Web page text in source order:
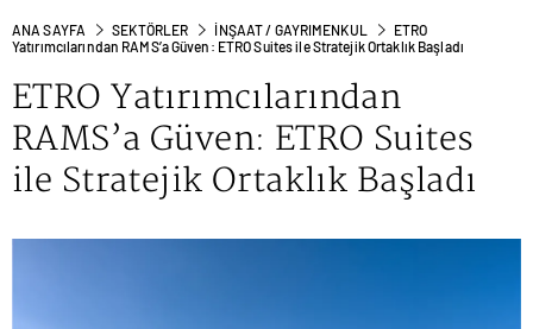
ANA SAYFA SEKTÖRLER İNŞAAT / GAYRIMENKUL
ETRO
Yatırımcılarından RAMS’a Güven: ETRO Suites ile Stratejik Ortaklık Başladı
ETRO Yatırımcılarından
RAMS’a Güven: ETRO Suites
ile Stratejik Ortaklık Başladı